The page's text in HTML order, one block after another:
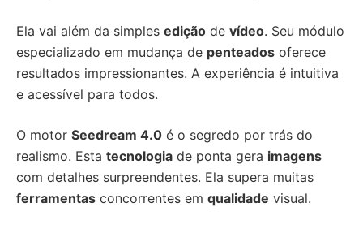
Ela vai além da simples edição de vídeo. Seu módulo
especializado em mudança de penteados oferece
resultados impressionantes. A experiência é intuitiva
e acessível para todos.
O motor Seedream 4.0 é o segredo por trás do
realismo. Esta tecnologia de ponta gera imagens
com detalhes surpreendentes. Ela supera muitas
ferramentas concorrentes em qualidade visual.